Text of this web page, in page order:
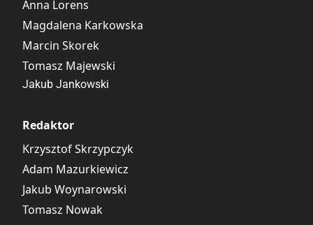
Anna Lorens
Magdalena Karkowska
Marcin Skorek
Tomasz Majewski
Jakub Jankowski
Redaktor
Krzysztof Skrzypczyk
Adam Mazurkiewicz
Jakub Woynarowski
Tomasz Nowak